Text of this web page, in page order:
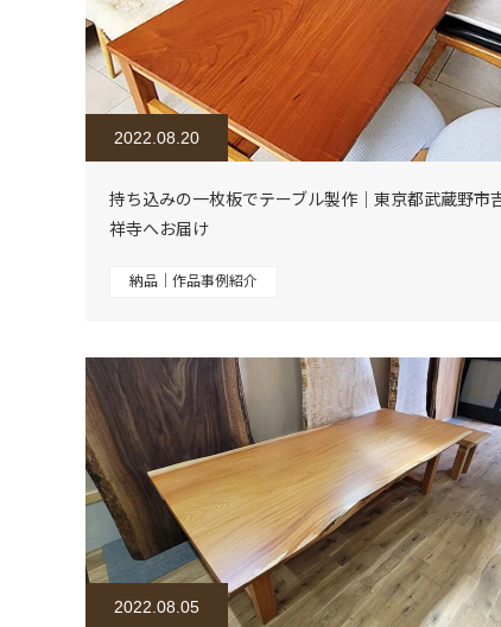
2022.08.20
持ち込みの一枚板でテーブル製作｜東京都武蔵野市
祥寺へお届け
納品｜作品事例紹介
2022.08.05